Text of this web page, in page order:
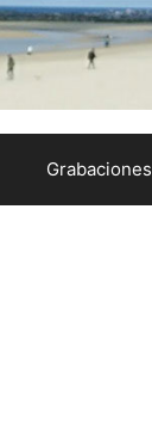
Grabaciones